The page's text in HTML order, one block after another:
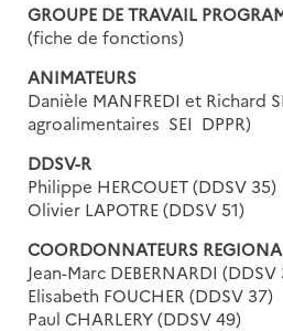
GROUPE DE TRAVAIL
(fiche de fonctions)
ANIMATEURS
Danièle MANFREDI et Richard
agroalimentaires  SEI  DPPR)
DDSV-R
Philippe HERCOUET (DDSV 35)
Olivier LAPOTRE (DDSV 51)
COORDONNATEURS
Jean-Marc DEBERNARDI (DDSV
Elisabeth FOUCHER (DDSV 37)
Paul CHARLERY (DDSV 49)